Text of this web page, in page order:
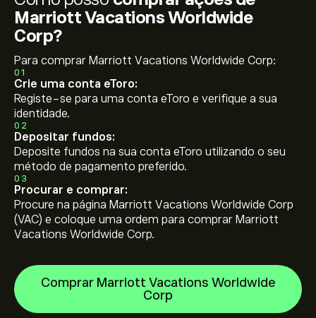
Marriott Vacations Worldwide
Corp?
Para comprar Marriott Vacations Worldwide Corp:
01
Crie uma conta eToro:
Registe-se para uma conta eToro e verifique a sua
identidade.
02
Depositar fundos:
Deposite fundos na sua conta eToro utilizando o seu
método de pagamento preferido.
03
Procurar e comprar:
Procure na página Marriott Vacations Worldwide Corp
(VAC) e coloque uma ordem para comprar Marriott
Vacations Worldwide Corp.
Comprar Marriott Vacations Worldwide
Corp